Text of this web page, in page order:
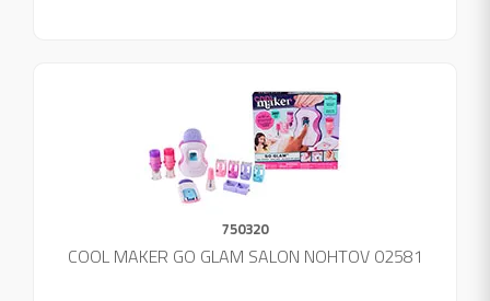
750320
COOL MAKER GO GLAM SALON NOHTOV 02581